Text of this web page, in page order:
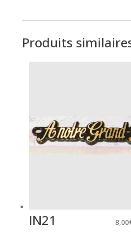
Produits
IN21 8,00